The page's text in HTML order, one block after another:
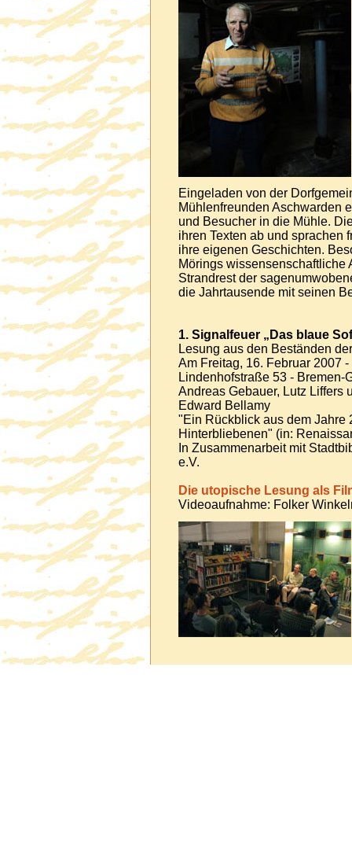
Eingeladen von der
Mühlenfreunden Aschwarden
und Besucher in die Mühle.
ihren Texten ab und sprachen
ihre eigenen Geschichten.
Mörings wissensenschaftliche
Strandrest der
die Jahrtausende mit seinen
1. Signalfeuer „Das blaue
Lesung aus den Beständen
Am Freitag, 16. Februar 2007
Lindenhofstraße 53 - Bremen-
Andreas Gebauer, Lutz Liffers
Edward Bellamy
"Ein Rückblick aus dem
Hinterbliebenen" (in:
In Zusammenarbeit mit
e.V.
Die utopische Lesung als
Videoaufnahme: Folker